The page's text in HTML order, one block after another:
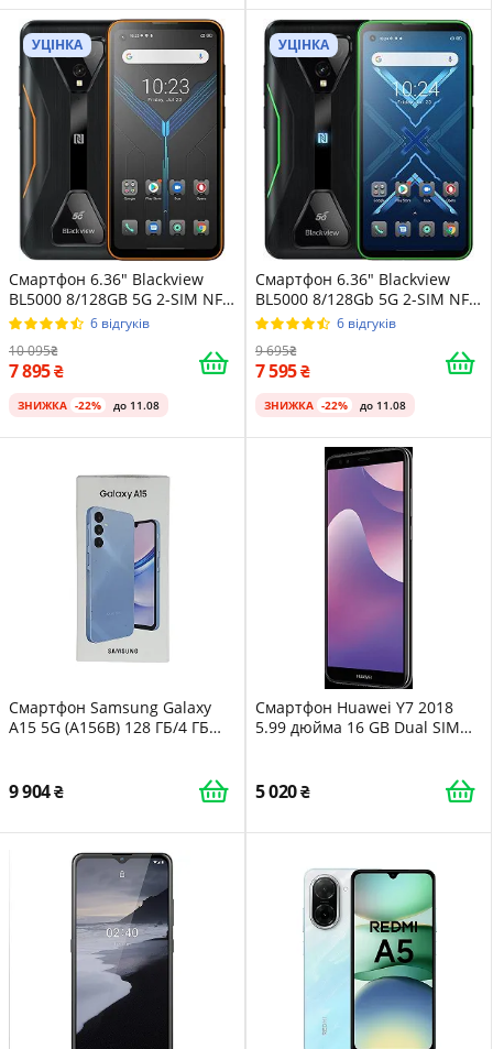
УЦІНКА
Смартфон 6.36" Blackview
BL5000 8/128GB 5G 2-SIM NFC
16/16Мп 8 ядер Android 11
6 відгуків
10 095
7 895
ЗНИЖКА -22% до 11.08
УЦІНКА
Смартфон 6.36" Blackview
BL5000 8/128Gb 5G 2-SIM NFC
16/16Мп 8 ядер Android 11
6 відгуків
9 695
7 595
ЗНИЖКА -22% до 11.08
Смартфон Samsung Galaxy
A15 5G (A156B) 128 ГБ/4 ГБ
9 904
Смартфон Huawei Y7 2018
5.99 дюйма 16 GB Dual SIM
5 020